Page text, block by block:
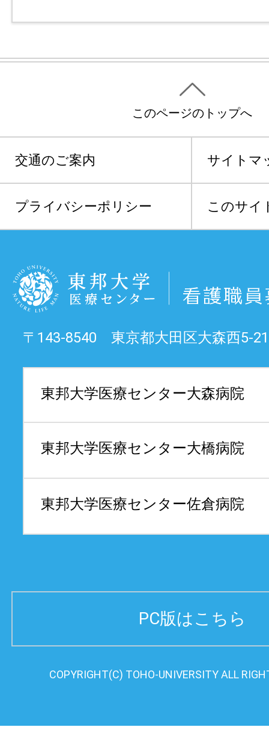
このページのトップへ
交通のご案内 サイトマ
プライバシーポリシー このサイ
〒143-8540 東京都大田区大森西5-
東邦大学医療センター大森病院
東邦大学医療センター大橋病院
東邦大学医療センター佐倉病院
PC版はこちら
COPYRIGHT(C) TOHO-UNIVERSITY ALL